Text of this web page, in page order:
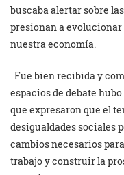
buscaba alertar sobre
presionan a
nuestra economía.
Fue bien recibida y
espacios de debate
que expresaron que el
desigualdades sociales
cambios necesarios
trabajo y construir la